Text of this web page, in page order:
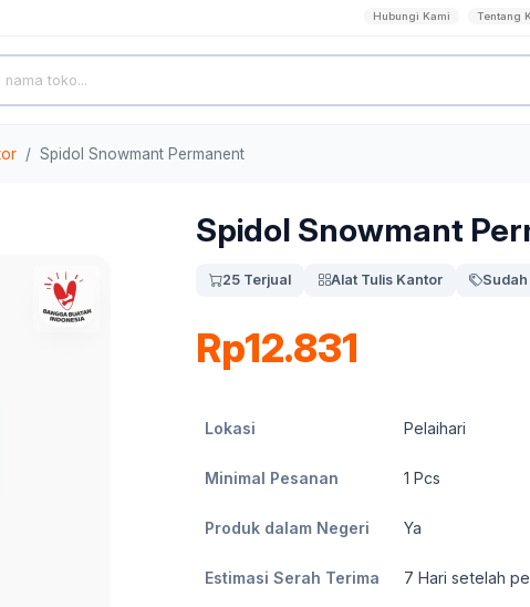
Hubungi Kami Tentang
Spidol Snowmant Permanent
Spidol Snowmant
25 Terjual Alat Tulis Kantor
Rp12.831
Lokasi Pelaihari
Minimal Pesanan 1 Pcs
Produk dalam Negeri Ya
Estimasi Serah Terima 7 Hari setelah